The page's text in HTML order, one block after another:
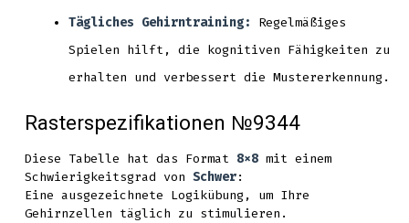
Tägliches Gehirntraining:
Regelmäßiges
Spielen hilft, die kognitiven Fähigkeiten zu
erhalten und verbessert die Mustererkennung.
Rasterspezifikationen №9344
Diese Tabelle hat das Format 8x8 mit einem
Schwierigkeitsgrad vonSchwer:
Eine ausgezeichnete Logikübung, um Ihre
Gehirnzellen täglich zu stimulieren.